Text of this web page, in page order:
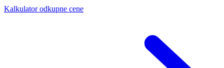
Kalkulator odkupne cene